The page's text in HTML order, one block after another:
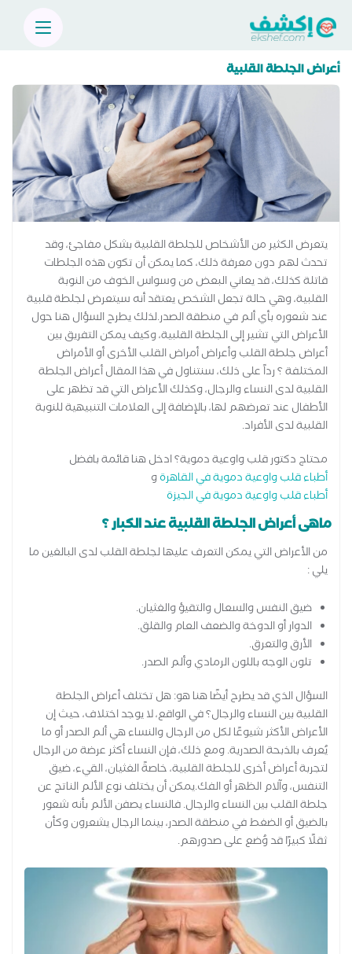
أعراض الجلطة القلبية
يتعرض الكثير من الأشخاص للجلطة القلبية بشكل مفاجئ، وقد
تحدث لهم دون معرفة ذلك، كما يمكن أن تكون هذه الجلطات
قاتلة كذلك، قد يعاني البعض من وسواس الخوف من النوبة
القلبية، وهي حالة تجعل الشخص يعتقد أنه سيتعرض لجلطة قلبية
عند شعوره بأي ألم في منطقة الصدر.لذلك يطرح السؤال هنا حول
الأعراض التي تشير إلى الجلطة القلبية، وكيف يمكن التفريق بين
أعراض جلطة القلب وأعراض أمراض القلب الأخرى أو الأمراض
المختلفة ؟ رداً على ذلك، سنتناول في هذا المقال أعراض الجلطة
القلبية لدى النساء والرجال، وكذلك الأعراض التي قد تظهر على
الأطفال عند تعرضهم لها، بالإضافة إلى العلامات التنبيهية للنوبة
القلبية لدى الأفراد.
محتاج دكتور قلب واوعية دموية؟ ادخل هنا قائمة بافضل
أطباء قلب واوعية دموية في القاهرةو
أطباء قلب واوعية دموية في الجيزة
ماهى أعراض الجلطة القلبية عند الكبار ؟
من الأعراض التي يمكن التعرف عليها لجلطة القلب لدى البالغين ما
يلي :
ضيق النفس والسعال والتقيؤ والغثيان.
الدوار أو الدوخة والضعف العام والقلق.
الأرق والتعرق.
تلون الوجه باللون الرمادي وألم الصدر.
السؤال الذي قد يطرح أيضًا هنا هو: هل تختلف أعراض الجلطة
القلبية بين النساء والرجال؟ في الواقع، لا يوجد اختلاف، حيث إن
الأعراض الأكثر شيوعًا لكل من الرجال والنساء هي ألم الصدر أو ما
يُعرف بالذبحة الصدرية. ومع ذلك، فإن النساء أكثر عرضة من الرجال
لتجربة أعراض أخرى للجلطة القلبية، خاصةً الغثيان، القيء، ضيق
التنفس، وآلام الظهر أو الفك.يمكن أن يختلف نوع الألم الناتج عن
جلطة القلب بين النساء والرجال. فالنساء يصفن الألم بأنه شعور
بالضيق أو الضغط في منطقة الصدر، بينما الرجال يشعرون وكأن
ثقلًا كبيرًا قد وُضع على صدورهم.